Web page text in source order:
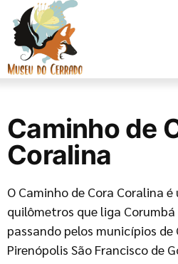
Caminho de
Coralina
O Caminho de Cora Coralina
quilômetros que liga Corumbá
passando pelos municípios de
Pirenópolis São Francisco de